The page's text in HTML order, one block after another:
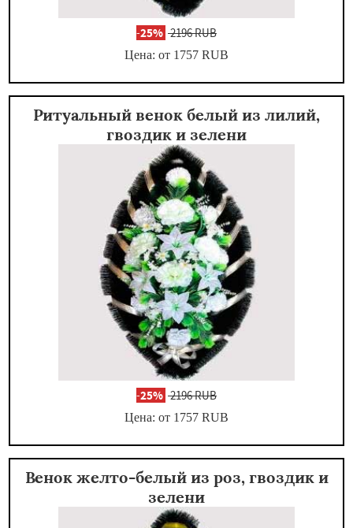
-25% 2196 RUB
Цена: от 1757 RUB
Ритуальный венок белый из лилий,
гвоздик и зелени
-25% 2196 RUB
Цена: от 1757 RUB
Венок желто-белый из роз, гвоздик и
зелени